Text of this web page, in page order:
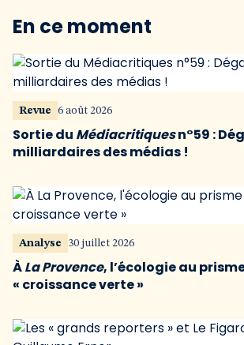
En ce moment
Revue 6 août 2026
Sortie du Médiacritiquesn°59 :
milliardaires des médias !
Analyse 30 juillet 2026
ÀLa Provence, l’écologie au
« croissance verte »